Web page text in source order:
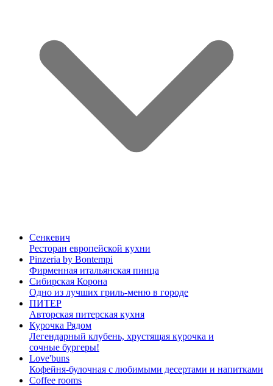
Сенкевич
Ресторан европейской кухни
Pinzeria by Bontempi
Фирменная итальянская пинца
Сибирская Корона
Одно из лучших гриль-меню в городе
ПИТЕР
Авторская питерская кухня
Курочка Рядом
Легендарный клубень, хрустящая курочка и
сочные бургеры!
Love'buns
Кофейня-булочная с любимыми десертами и напитками
Coffee rooms